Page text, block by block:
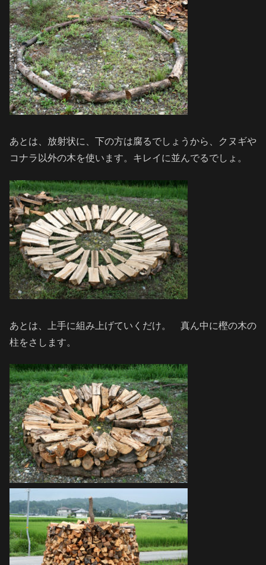
あとは、放射状に、下の方は腐るでしょうから、クヌギや
コナラ以外の木を使います。キレイに並んでるでしょ。
あとは、上手に組み上げていくだけ。 真ん中に樫の木の
柱をさします。